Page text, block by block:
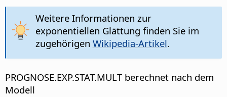
Weitere Informationen zur
exponentiellen Glättung finden Sie im
zugehörigen Wikipedia-Artikel.
PROGNOSE.EXP.STAT.MULT berechnet nach dem
Modell